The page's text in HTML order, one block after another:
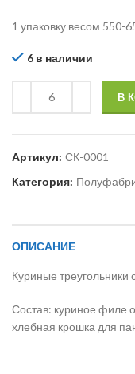
1 упаковку весом 550-
6 в наличии
В
Артикул: СК-0001
Категория:
ОПИСАНИЕ
Куриные треугольники
Состав: куриное филе
хлебная крошка для